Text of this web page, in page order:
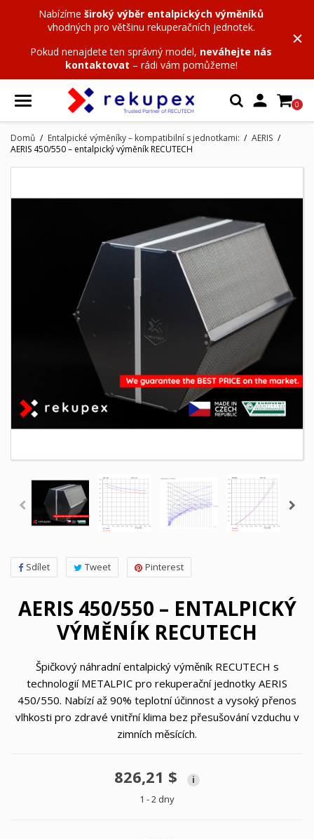
Nabízíme široký výběr entalpických výměníků
vhodných pro většinu rekuperačních jednotek.
Pokud nenajdete ten správný model, neváhejte nás
kontaktovat – rádi vám pomůžeme!
 0
Domů Entalpické výměníky – kompatibilní s jednotkami:
AERIS
AERIS 450/550 – entalpický výměník RECUTECH
Sdílet Tweet Pinterest
AERIS 450/550 – ENTALPICKÝ
VÝMĚNÍK RECUTECH
Špičkový náhradní entalpický výměník RECUTECH s
technologií METALPIC pro rekuperační jednotky AERIS
450/550. Nabízí až 90% teplotní účinnost a vysoký přenos
vlhkosti pro zdravé vnitřní klima bez přesušování vzduchu v
zimních měsících.
826,21 $ i
1 - 2 dny